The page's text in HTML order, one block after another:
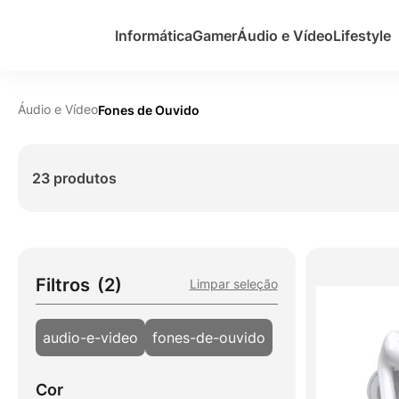
InformáticaGamerÁudio e VídeoLifestyle
Áudio e VídeoFones de Ouvido
23 produtos
Filtros (2) Limpar seleção
audio-e-video fones-de-ouvido
Cor